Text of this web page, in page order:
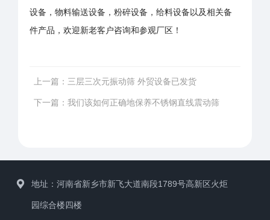
设备，物料输送设备，粉碎设备，给料设备以及相关备
件产品，欢迎新老客户咨询和参观厂区！
上一篇： 三层三次元振动筛 外贸设备已发货
下一篇：我们该如何正确地保养不锈钢直线震动筛
地址：河南省新乡市新飞大道南段1789号高新区火炬
园综合楼四楼